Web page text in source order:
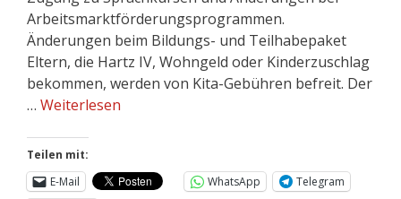
Arbeitsmarktförderungsprogrammen.
Änderungen beim Bildungs- und Teilhabepaket
Eltern, die Hartz IV, Wohngeld oder Kinderzuschlag
bekommen, werden von Kita-Gebühren befreit. Der
… Weiterlesen
Teilen mit:
E-Mail
WhatsApp
Telegram